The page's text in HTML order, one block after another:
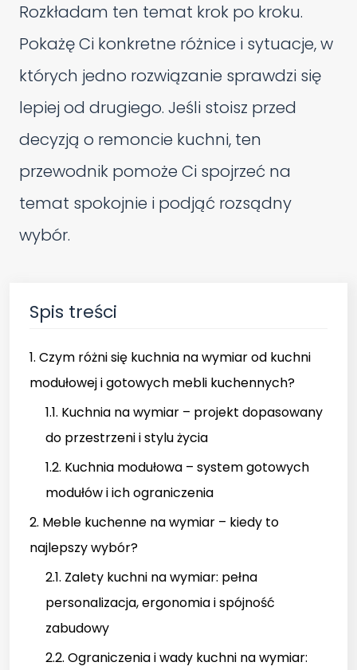
Rozkładam ten temat krok po kroku.
Pokażę Ci konkretne różnice i sytuacje, w
których jedno rozwiązanie sprawdzi się
lepiej od drugiego. Jeśli stoisz przed
decyzją o remoncie kuchni, ten
przewodnik pomoże Ci spojrzeć na
temat spokojnie i podjąć rozsądny
wybór.
Spis treści
1. Czym różni się kuchnia na wymiar od kuchni
modułowej i gotowych mebli kuchennych?
1.1. Kuchnia na wymiar – projekt dopasowany
do przestrzeni i stylu życia
1.2. Kuchnia modułowa – system gotowych
modułów i ich ograniczenia
2. Meble kuchenne na wymiar – kiedy to
najlepszy wybór?
2.1. Zalety kuchni na wymiar: pełna
personalizacja, ergonomia i spójność
zabudowy
2.2. Ograniczenia i wady kuchni na wymiar: